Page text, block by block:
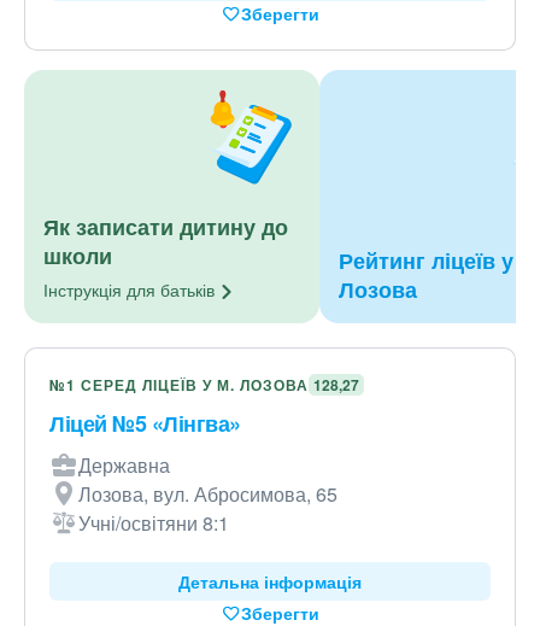
Зберегти
Як записати дитину до
школи
Інструкція для батьків
Рейтинг ліцеїв у м.
Лозова
№1 СЕРЕД ЛІЦЕЇВ У М. ЛОЗОВА 128,27
Ліцей №5 «Лінгва»
Державна
Лозова, вул. Абросимова, 65
Учні/освітяни 8:1
Детальна інформація
Зберегти